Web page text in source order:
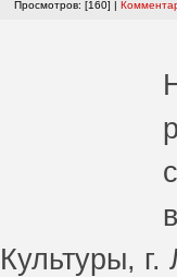
Просмотров: [160] |
Культуры,